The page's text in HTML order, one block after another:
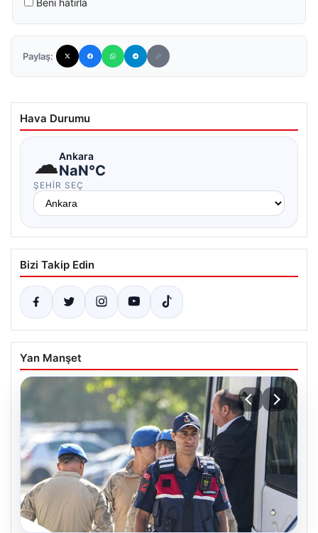
Beni hatırla
Paylaş:
Hava Durumu
☁Ankara
NaN°C
ŞEHIR SEÇ
Bizi Takip Edin
Yan Manşet